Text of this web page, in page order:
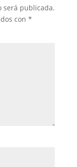
será publicada.
con *